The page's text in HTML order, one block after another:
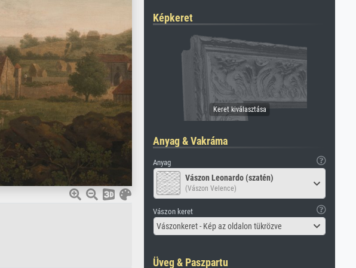
Képkeret
Anyag & Vakráma
Anyag
Vászon Leonardo (szatén)
(Vászon Velence)
Vászon keret
Vászonkeret - Kép az oldalon tükrözve
Üveg & Paszpartu